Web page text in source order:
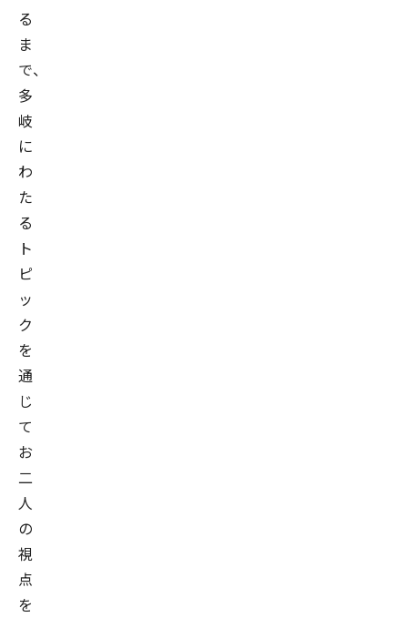
る
ま
で、
多
岐
に
わ
た
る
ト
ピ
ッ
ク
を
通
じ
て
お
二
人
の
視
点
を